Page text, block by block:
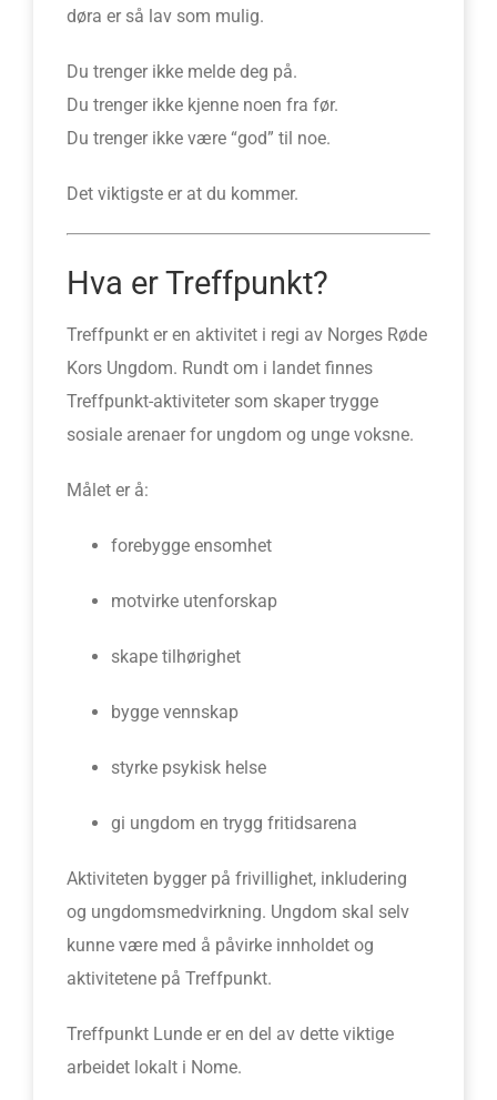
døra er så lav som mulig.
Du trenger ikke melde deg på.
Du trenger ikke kjenne noen fra før.
Du trenger ikke være “god” til noe.
Det viktigste er at du kommer.
Hva er Treffpunkt?
Treffpunkt er en aktivitet i regi av Norges Røde
Kors Ungdom. Rundt om i landet finnes
Treffpunkt-aktiviteter som skaper trygge
sosiale arenaer for ungdom og unge voksne.
Målet er å:
forebygge ensomhet
motvirke utenforskap
skape tilhørighet
bygge vennskap
styrke psykisk helse
gi ungdom en trygg fritidsarena
Aktiviteten bygger på frivillighet, inkludering
og ungdomsmedvirkning. Ungdom skal selv
kunne være med å påvirke innholdet og
aktivitetene på Treffpunkt.
Treffpunkt Lunde er en del av dette viktige
arbeidet lokalt i Nome.